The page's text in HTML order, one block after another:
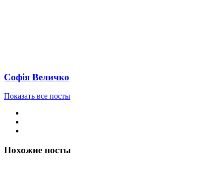
Софія Величко
Показать все посты
Похожие посты